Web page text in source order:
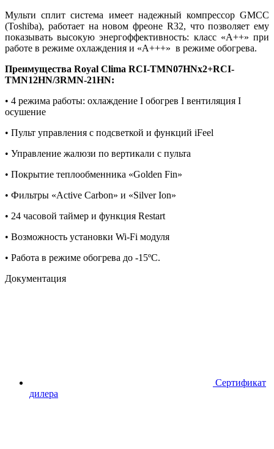
Мульти сплит система имеет надежный компрессор GMCC
(Toshiba), работает на новом фреоне R32, что позволяет ему
показывать высокую энергоффективность: класс «А++» при
работе в режиме охлаждения и «А+++» в режиме обогрева.
Преимущества Royal Clima RCI-TMN07HNх2+RCI-
TMN12HN/3RMN-21HN:
• 4 режима работы: охлаждение I обогрев I вентиляция I
осушение
• Пульт управления с подсветкой и функций iFeel
• Управление жалюзи по вертикали с пульта
• Покрытие теплообменника «Golden Fin»
• Фильтры «Active Carbon» и «Silver Ion»
• 24 часовой таймер и функция Restart
• Возможность установки Wi-Fi модуля
• Работа в режиме обогрева до -15ºС.
Документация
Сертификат
дилера